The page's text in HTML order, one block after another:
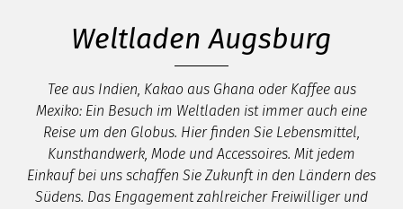
Weltladen Augsburg
Tee aus Indien, Kakao aus Ghana oder Kaffee aus
Mexiko: Ein Besuch im Weltladen ist immer auch eine
Reise um den Globus. Hier finden Sie Lebensmittel,
Kunsthandwerk, Mode und Accessoires. Mit jedem
Einkauf bei uns schaffen Sie Zukunft in den Ländern des
Südens. Das Engagement zahlreicher Freiwilliger und